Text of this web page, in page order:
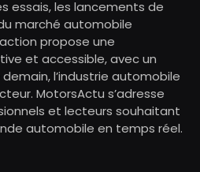
essais, les lancements de
marché automobile
propose une
et accessible, avec un
l’industrie automobile
MotorsActu s’adresse
et lecteurs souhaitant
automobile en temps réel.